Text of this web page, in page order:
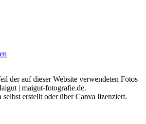
der auf dieser Website verwendeten Fotos
| maigut-fotografie.de.
erstellt oder über Canva lizenziert.